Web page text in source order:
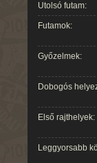
Utolsó futam:
Futamok:
Győzelmek:
Dobogós
Első rajthelyek:
Leggyorsabb